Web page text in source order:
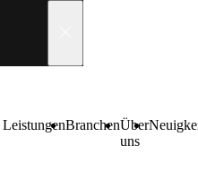
LeistungenBranchenÜber
uns